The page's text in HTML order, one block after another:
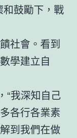
和鼓勵下，戰
社會。看到
學建立自
“我深知自己
各行各業素
到我們在做